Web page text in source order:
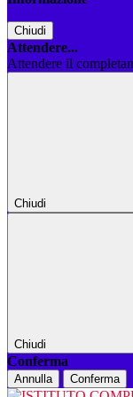
Chiudi
Attendere...
Attendere il
Chiudi
Chiudi
Conferma
Annulla Conferma